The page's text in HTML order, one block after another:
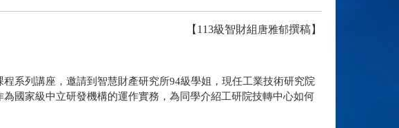
【113級智財組 唐雅郁撰稿】
系列講座，邀請到智慧財產研究所94級學姐，現任工業技術研究院
國家級中立研發機構的運作實務，為同學介紹工研院技轉中心如何